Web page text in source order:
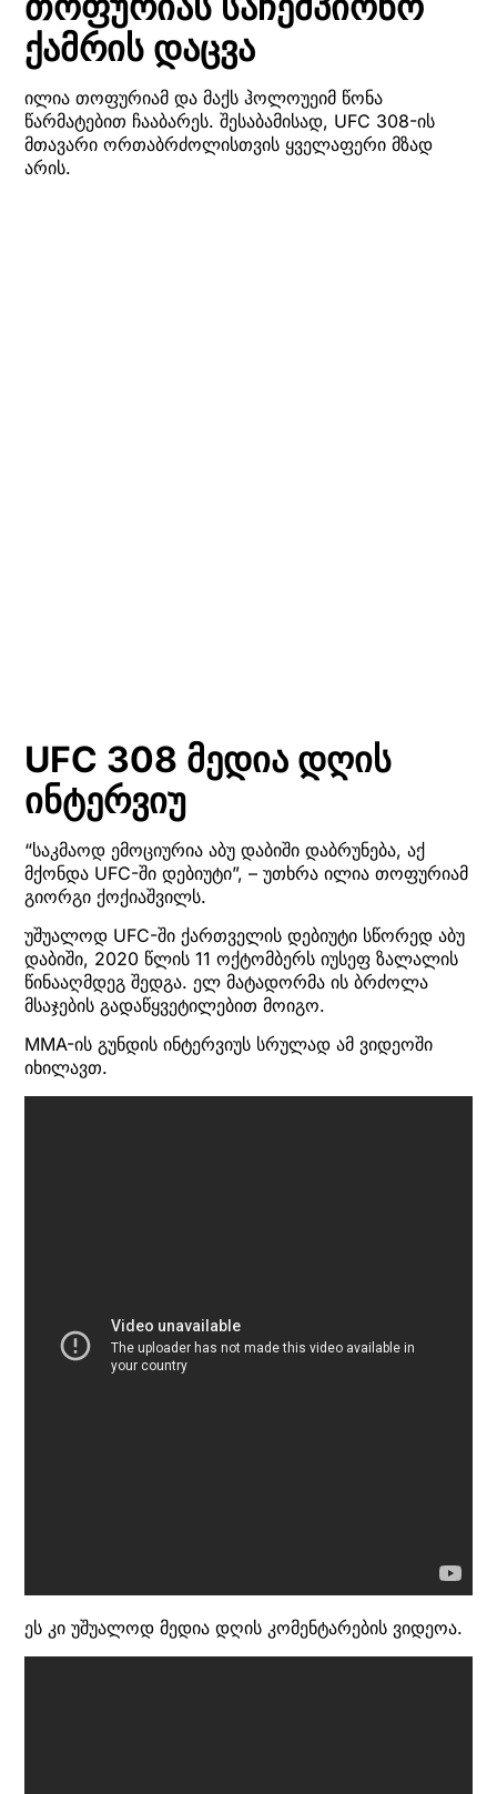
ქამრის დაცვა
ილია თოფურიამ და მაქს ჰოლოუეიმ წონა
წარმატებით ჩააბარეს. შესაბამისად, UFC 308-ის
მთავარი ორთაბრძოლისთვის ყველაფერი მზად
არის.
UFC 308 მედია დღის
ინტერვიუ
“საკმაოდ ემოციურია აბუ დაბიში დაბრუნება, აქ
მქონდა UFC-ში დებიუტი”, – უთხრა ილია თოფურიამ
გიორგი ქოქიაშვილს.
უშუალოდ UFC-ში ქართველის დებიუტი სწორედ აბუ
დაბიში, 2020 წლის 11 ოქტომბერს იუსეფ ზალალის
წინააღმდეგ შედგა. ელ მატადორმა ის ბრძოლა
მსაჯების გადაწყვეტილებით მოიგო.
MMA-ის გუნდის ინტერვიუს სრულად ამ ვიდეოში
იხილავთ.
ეს კი უშუალოდ მედია დღის კომენტარების ვიდეოა.